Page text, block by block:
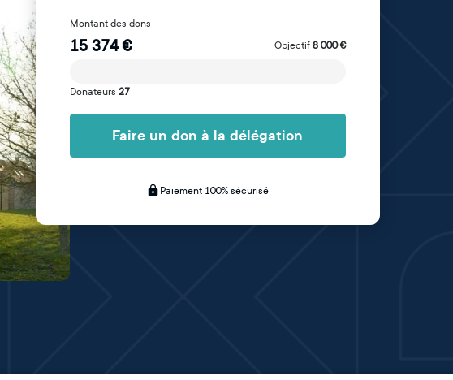
Montant des dons
15 374€ Objectif 8 000€
Donateurs 27
Faire un don à la délégation
Paiement 100% sécurisé